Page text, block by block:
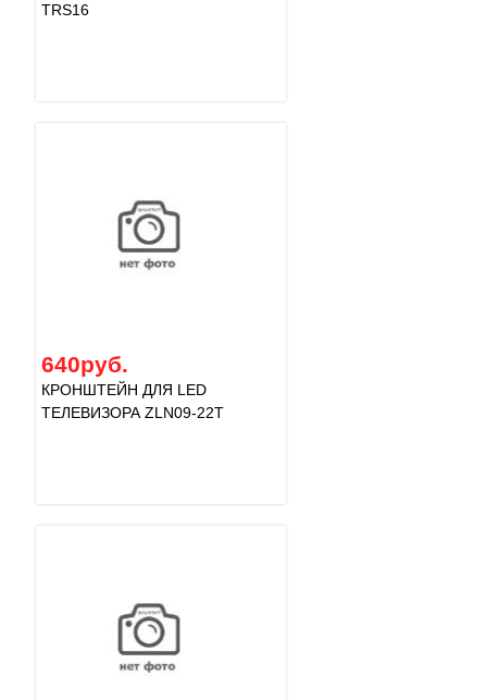
TRS16
640руб.
КРОНШТЕЙН ДЛЯ LED
ТЕЛЕВИЗОРА ZLN09-22T